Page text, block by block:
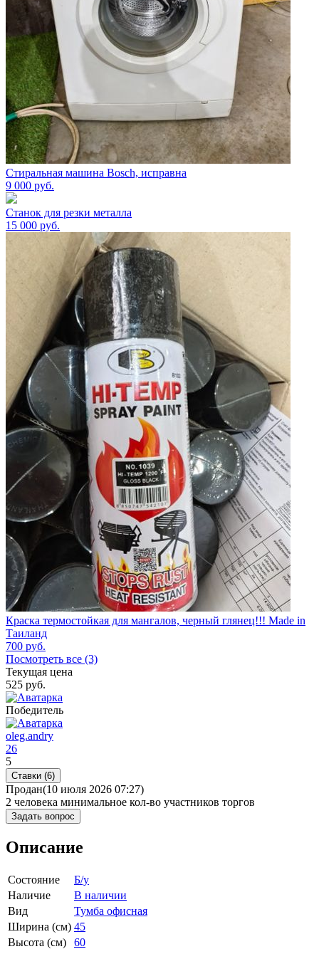
Стиральная машина Bosch, исправна
9 000 руб.
Станок для резки металла
15 000 руб.
Краска термостойкая для мангалов, черный глянец!!! Made in
Таиланд
700 руб.
Посмотреть все (3)
Текущая цена
525 руб.
Победитель
oleg.andry
26
5
Ставки (6)
Продан(10 июля 2026 07:27)
2 человека минимальное кол-во участников торгов
Задать вопрос
Описание
Состояние
Б/у
Наличие
В наличии
Вид
Тумба офисная
Ширина (см) 45
Высота (см)
60